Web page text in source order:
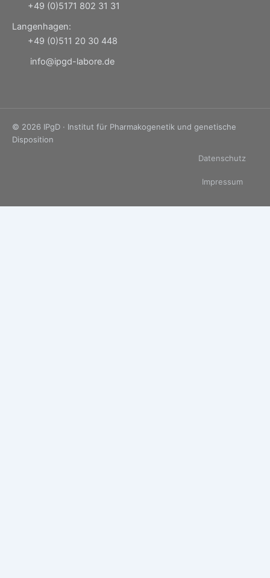
+49 (0)5171 802 31 31
Langenhagen:
+49 (0)511 20 30 448
info@ipgd-labore.de
© 2026 IPgD · Institut für Pharmakogenetik und genetische
Disposition
Datenschutz
Impressum